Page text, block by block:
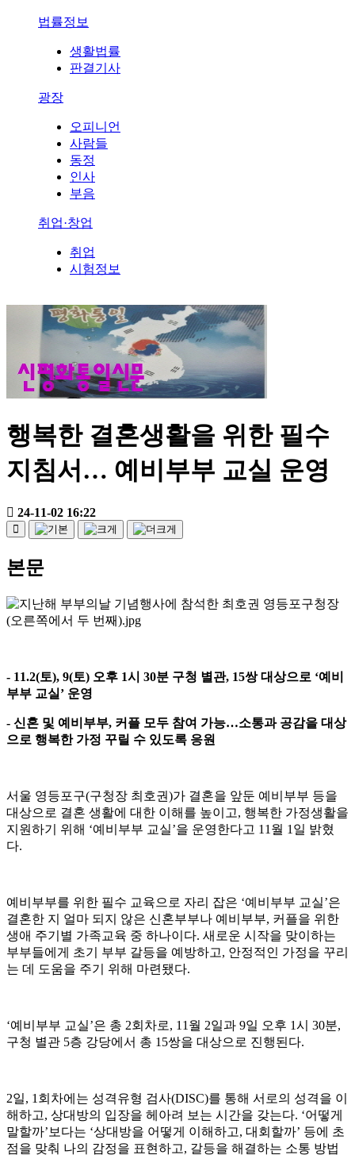
법률정보
생활법률
판결기사
광장
오피니언
사람들
동정
인사
부음
취업·창업
취업
시험정보
행복한 결혼생활을 위한 필수
지침서… 예비부부 교실 운영
24-11-02 16:22
본문
- 11.2(토), 9(토) 오후 1시 30분 구청 별관, 15쌍 대상으로 ‘예비
부부 교실 ’ 운영
- 신혼 및 예비부부, 커플 모두 참여 가능…소통과 공감을 대상
으로 행복한 가정 꾸릴 수 있도록 응원
서울 영등포구(구청장 최호권)가 결혼을 앞둔 예비부부 등을
대상으로 결혼 생활에 대한 이해를 높이고, 행복한 가정생활을
지원하기 위해 ‘예비부부 교실’을 운영한다고 11 월 1 일 밝혔
다.
예비부부를 위한 필수 교육으로 자리 잡은 ‘예비부부 교실’은
결혼한 지 얼마 되지 않은 신혼부부나 예비부부, 커플을 위한
생애 주기별 가족교육 중 하나이다. 새로운 시작을 맞이하는
부부들에게 초기 부부 갈등을 예방하고, 안정적인 가정을 꾸리
는 데 도움을 주기 위해 마련됐다.
‘예비부부 교실’은 총 2회차로, 11 월 2일과 9일 오후 1시 30분,
구청 별관 5층 강당에서 총 15쌍을 대상으로 진행된다.
2일, 1 회차에는 성격유형 검사(DISC)를 통해 서로의 성격을 이
해하고, 상대방의 입장을 헤아려 보는 시간을 갖는다. ‘어떻게
말할까’ 보다는 ‘상대방을 어떻게 이해하고, 대회할까’ 등에 초
점을 맞춰 나의 감정을 표현하고, 갈등을 해결하는 소통 방법